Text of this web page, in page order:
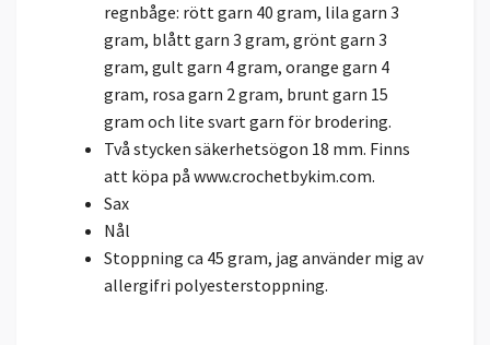
regnbåge: rött garn 40 gram, lila garn 3
gram, blått garn 3 gram, grönt garn 3
gram, gult garn 4 gram, orange garn 4
gram, rosa garn 2 gram, brunt garn 15
gram och lite svart garn för brodering.
Två stycken säkerhetsögon 18 mm. Finns
att köpa på www.crochetbykim.com.
Sax
Nål
Stoppning ca 45 gram, jag använder mig av
allergifri polyesterstoppning.